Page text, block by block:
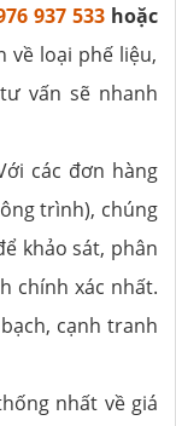
937 533 hoặc
về loại phế liệu,
vấn sẽ nhanh
các đơn hàng
trình), chúng
khảo sát, phân
chính xác nhất.
cạnh tranh
nhất về giá